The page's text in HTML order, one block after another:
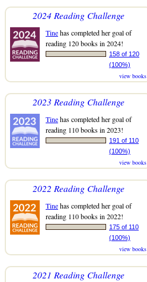
2024 Reading Challenge
Tinehas completed her goal of
reading 120 books in 2024!
158 of 120
(100%)
view books
2023 Reading Challenge
Tinehas completed her goal of
reading 110 books in 2023!
191 of 110
(100%)
view books
2022 Reading Challenge
Tinehas completed her goal of
reading 110 books in 2022!
175 of 110
(100%)
view books
2021 Reading Challenge